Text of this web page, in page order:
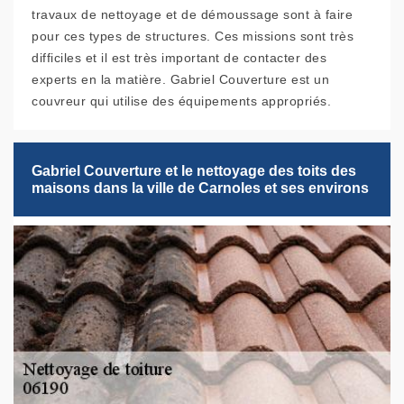
travaux de nettoyage et de démoussage sont à faire
pour ces types de structures. Ces missions sont très
difficiles et il est très important de contacter des
experts en la matière. Gabriel Couverture est un
couvreur qui utilise des équipements appropriés.
Gabriel Couverture et le nettoyage des toits des
maisons dans la ville de Carnoles et ses environs